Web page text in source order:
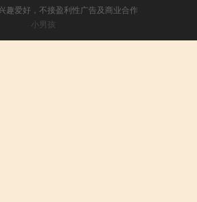
趣爱好，不接盈利性广告及商业合作
小男孩